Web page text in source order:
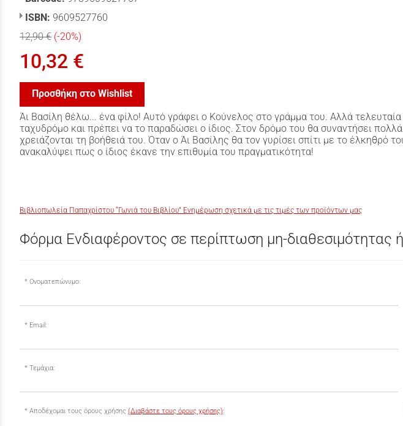
ISBN: 9609527760
12,90 € (-20%)
10,32 €
Προσθήκη στο Wishlist
Άι Βασίλη θέλω... ένα φίλο! Αυτό γράφει ο Κούνελος στο γράμμα του. Αλλά τελευταία
ταχυδρόμο και πρέπει να το παραδώσει ο ίδιος. Στον δρόμο του θα συναντήσει
χρειάζονται τη βοήθειά του. Όταν ο Άι Βασίλης θα τον γυρίσει σπίτι με το έλκηθρό
ανακαλύψει πως ο ίδιος έκανε την επιθυμία του πραγματικότητα!
Βιβλιοπωλεία Παπαχρίστου “Γωνιά του Βιβλίου” Ενημέρωση σχετικά με τις τιμές των προϊόντων μας
Φόρμα Ενδιαφέροντος σε περίπτωση μη-διαθεσιμότητας
Ονοματεπώνυμο:
Email:
Τεμάχια:
Αποδέχομαι τους όρους χρήσης (Διαβάστε τους όρους χρήσης):